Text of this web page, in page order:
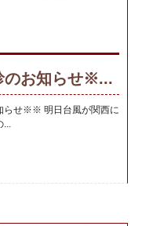
のお知らせ※...
せ※※ 明日台風が関西に
...